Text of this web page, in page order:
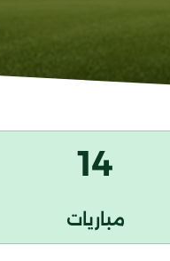
14
مباريات